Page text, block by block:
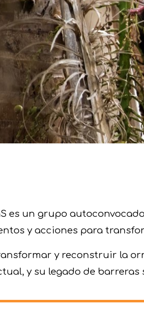
es un grupo
y acciones para
y reconstruir la
y su legado de barreras